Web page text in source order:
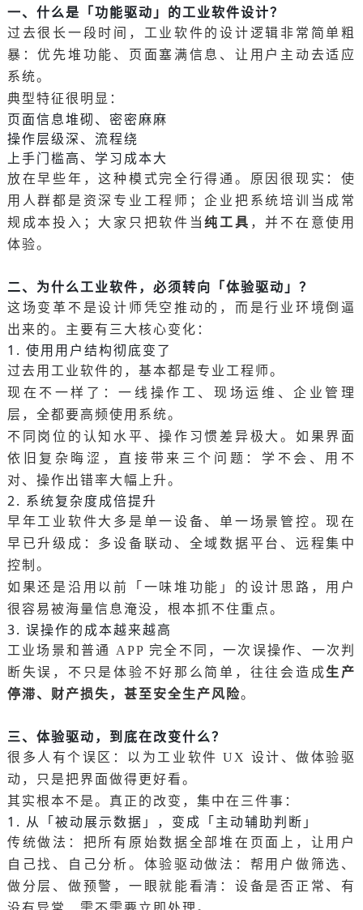
一、什么是「功能驱动」的工业软件设计？
过去很长一段时间，工业软件的设计逻辑非常简单粗
暴：优先堆功能、页面塞满信息、让用户主动去适应
系统。
典型特征很明显：
页面信息堆砌、密密麻麻
操作层级深、流程绕
上手门槛高、学习成本大
放在早些年，这种模式完全行得通。原因很现实：使
用人群都是资深专业工程师；企业把系统培训当成常
规成本投入；大家只把软件当纯工具 ，并不在意使用
体验。
二、为什么工业软件，必须转向「体验驱动」？
这场变革不是设计师凭空推动的，而是行业环境倒逼
出来的。主要有三大核心变化：
1. 使用用户结构彻底变了
过去用工业软件的，基本都是专业工程师。
现在不一样了：一线操作工、现场运维、企业管理
层，全都要高频使用系统。
不同岗位的认知水平、操作习惯差异极大。如果界面
依旧复杂晦涩，直接带来三个问题：学不会、用不
对、操作出错率大幅上升。
2. 系统复杂度成倍提升
早年工业软件大多是单一设备、单一场景管控。现在
早已升级成：多设备联动、全域数据平台、远程集中
控制。
如果还是沿用以前「一味堆功能」的设计思路，用户
很容易被海量信息淹没，根本抓不住重点。
3. 误操作的成本越来越高
工业场景和普通 APP 完全不同，一次误操作、一次判
断失误，不只是体验不好那么简单，往往会造成生产
停滞、财产损失，甚至安全生产风险。
三、体验驱动，到底在改变什么？
很多人有个误区：以为工业软件 UX 设计、做体验驱
动，只是把界面做得更好看。
其实根本不是。真正的改变，集中在三件事：
1. 从「被动展示数据」，变成「主动辅助判断」
传统做法：把所有原始数据全部堆在页面上，让用户
自己找、自己分析。体验驱动做法：帮用户做筛选、
做分层、做预警，一眼就能看清：设备是否正常、有